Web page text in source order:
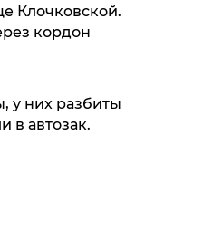
Клочковской.
кордон
у них разбиты
в автозак.